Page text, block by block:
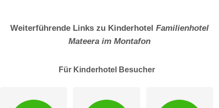
Weiterführende Links zu Kinderhotel Familienhotel
Mateera im Montafon
Für Kinderhotel Besucher